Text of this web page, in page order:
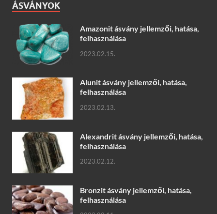
ÁSVÁNYOK
Amazonit ásvány jellemzői, hatása,
felhasználása
2023.02.15.
Alunit ásvány jellemzői, hatása,
felhasználása
2023.02.13.
Alexandrit ásvány jellemzői, hatása,
felhasználása
2023.02.12.
Bronzit ásvány jellemzői, hatása,
felhasználása